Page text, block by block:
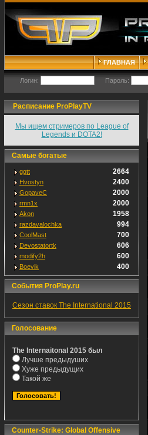
ГЛАВНАЯ
Логин: Пароль:
Расписание ProPlayTV
Мы ищем стримеров по League of
Legends и DOTA2!
Самые богатые
ggtt 2664
Hvostyn 2400
GopaveC 2000
rmn1x 2000
Akon 1958
razdavalochka 994
CoolMast 700
Devostatortk 606
modify2h 600
Boevik 400
События ProPlay.ru
Сезон ставок The International 2015
Голосование
The Internaitonal 2015 был
Лучше предыдуших
Хуже предыдущих
Такой же
Counter-Strike: Global Offensive